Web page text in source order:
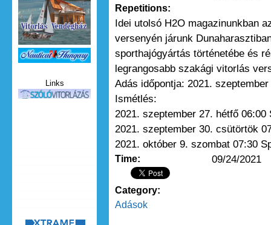
Repetitions:
Idei utolsó H2O magazinunkban
versenyén járunk
sporthajógyártás történetébe és
legrangosabb szakági vitorlás
Adás időpontja: 2021.
Ismétlés:
2021. szeptember 27. hétfő 06:00
2021. szeptember 30. csütörtök
2021. október 9. szombat 07:30
Time: 09/24/2021
Category:
Adások
Nauticat.jpg
Links
szolo_vitorlazas.jpg